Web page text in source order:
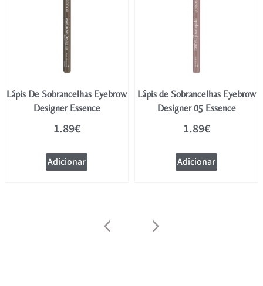
Lápis De Sobrancelhas Eyebrow
Designer Essence
1.89€
Adicionar
Lápis de Sobrancelhas Eyebrow
Designer 05 Essence
1.89€
Adicionar